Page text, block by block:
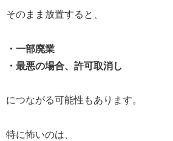
そのまま放置すると、
・一部廃業
・最悪の場合、許可取消し
につながる可能性もあります。
特に怖いのは、